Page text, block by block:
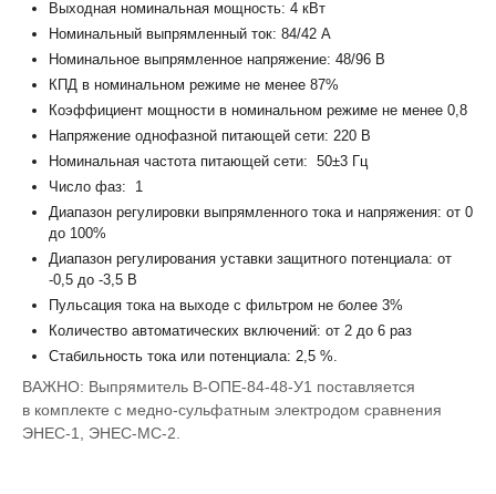
Выходная номинальная мощность: 4 кВт
Номинальный выпрямленный ток: 84/42 А
Номинальное выпрямленное напряжение: 48/96 В
КПД в номинальном режиме не менее 87%
Коэффициент мощности в номинальном режиме не менее 0,8
Напряжение однофазной питающей сети: 220 В
Номинальная частота питающей сети: 50±3 Гц
Число фаз: 1
Диапазон регулировки выпрямленного тока и напряжения: от 0
до 100%
Диапазон регулирования уставки защитного потенциала: от
-0,5 до -3,5 В
Пульсация тока на выходе с фильтром не более 3%
Количество автоматических включений: от 2 до 6 раз
Стабильность тока или потенциала: 2,5 %.
ВАЖНО: Выпрямитель В-ОПЕ-84-48-У1 поставляется
в комплекте с медно-сульфатным электродом сравнения
ЭНЕС-1, ЭНЕС-МС-2.